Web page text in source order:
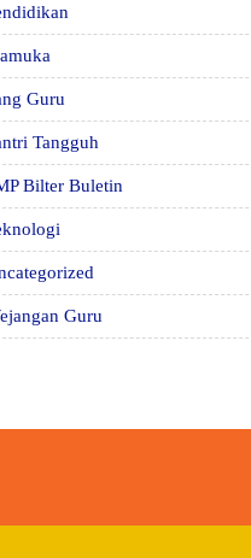
Guru
Tangguh
Bilter Buletin
Guru